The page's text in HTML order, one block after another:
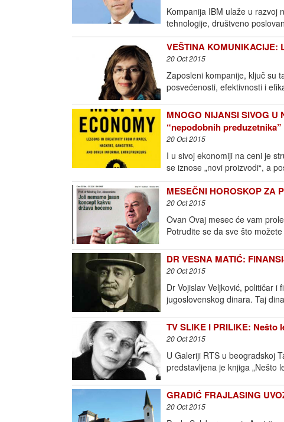
Kompanija IBM ulaže u razvoj
tehnologije, društveno
VEŠTINA
20 Oct 2015
Zaposleni kompanije, ključ su
posvećenosti, efektivnosti i
MNOGO NIJANSI SIVOG
“nepodobnih preduzetnika”
20 Oct 2015
I u sivoj ekonomiji na ceni je
se iznose „novi proizvodi“, a
MESEČNI HOROSKOP ZA
20 Oct 2015
Ovan Ovaj mesec će vam
Potrudite se da sve što
DR VESNA MATIĆ:
20 Oct 2015
Dr Vojislav Veljković, političar
jugoslovenskog dinara. Taj
TV SLIKE I PRILIKE: Nešto
20 Oct 2015
U Galeriji RTS u beogradskoj
predstavljena je knjiga „Nešto
GRADIĆ FRAJLASING
20 Oct 2015